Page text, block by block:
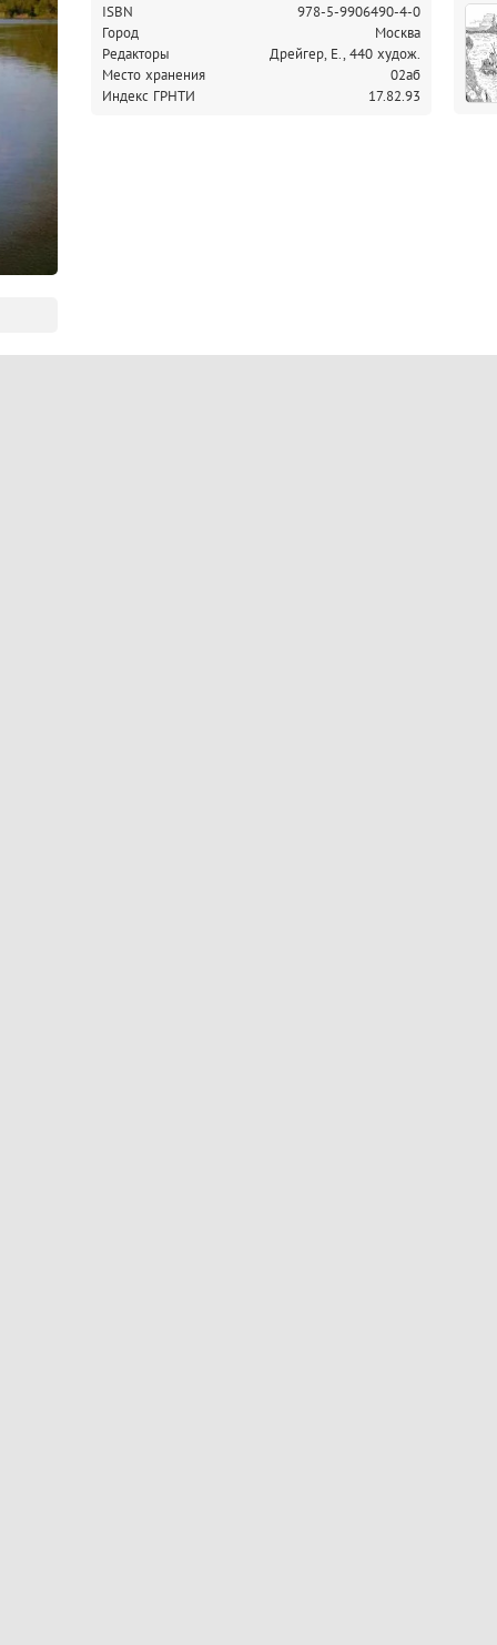
ISBN
978-5-9906490-4-0
Город
Москва
Редакторы
Дрейгер, Е., 440 худож.
Место хранения
02аб
Индекс ГРНТИ
17.82.93